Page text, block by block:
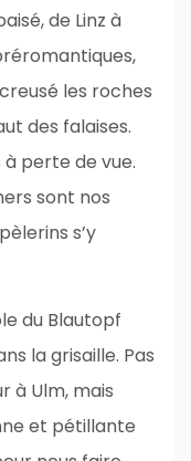
de Linz à
les roches
des falaises.
perte de vue.
sont nos
s’y
du Blautopf
la grisaille. Pas
à Ulm, mais
et pétillante